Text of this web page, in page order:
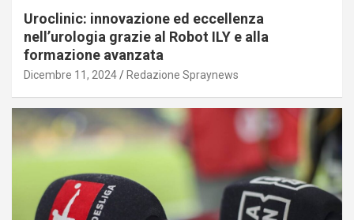
Uroclinic: innovazione ed eccellenza
nell’urologia grazie al Robot ILY e alla
formazione avanzata
Dicembre 11, 2024 Redazione Spraynews